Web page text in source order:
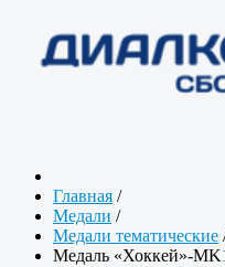
Главная /
Медали /
Медали тематические
Медаль «Хоккей»-